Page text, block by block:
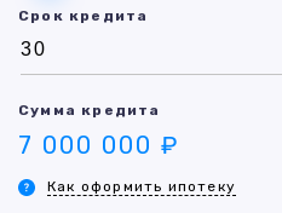
Срок кредита
Сумма кредита
7 000 000 ₽
Как оформить ипотеку